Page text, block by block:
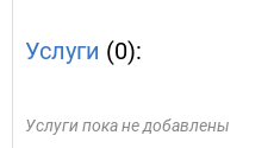
Услуги (0):
Услуги пока не добавлены